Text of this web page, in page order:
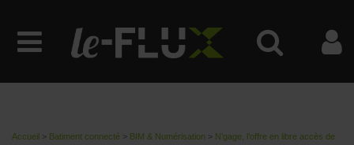
Accueil > Batiment connecté > BIM & Numérisation > N’gage, l’offre en libre accès de